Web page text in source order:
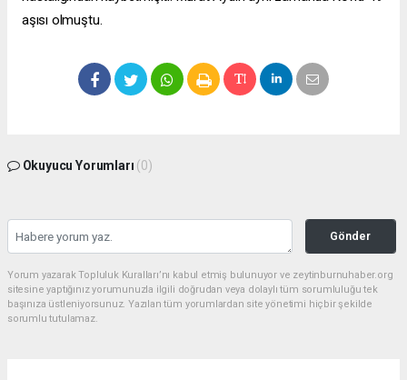
aşısı olmuştu.
Okuyucu Yorumları (0)
Gönder
Yorum yazarak Topluluk Kuralları’nı kabul etmiş bulunuyor ve zeytinburnuhaber.org
sitesine yaptığınız yorumunuzla ilgili doğrudan veya dolaylı tüm sorumluluğu tek
başınıza üstleniyorsunuz. Yazılan tüm yorumlardan site yönetimi hiçbir şekilde
sorumlu tutulamaz.